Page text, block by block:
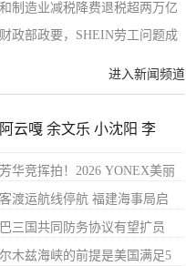
制造业减税降费退税超两万亿
政部政要，SHEIN劳工问题成
进入新闻频道
云嘎 余文乐 小沈阳 李
华竞挥拍！2026 YONEX美丽
渡运航线停航 福建海事局启
三国共同防务协议有望扩员
木兹海峡的前提是美国满足5